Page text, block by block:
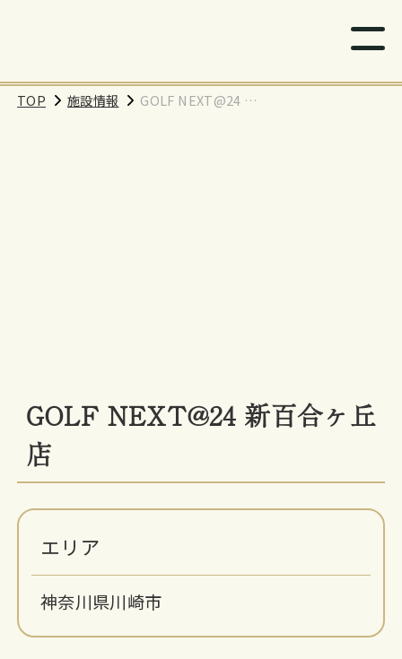
TOP 施設情報
GOLF NEXT@24 新
GOLF NEXT@24 新百合ヶ丘
店
エリア
神奈川県川崎市